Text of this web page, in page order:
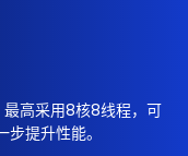
高采用8核8线程，可
提升性能。